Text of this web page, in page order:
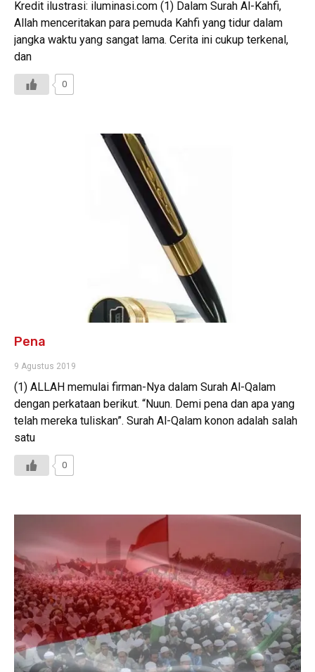
Kredit ilustrasi: iluminasi.com (1) Dalam Surah Al-Kahfi,
Allah menceritakan para pemuda Kahfi yang tidur dalam
jangka waktu yang sangat lama. Cerita ini cukup terkenal,
dan
0
Pena
9 Agustus 2019
(1) ALLAH memulai firman-Nya dalam Surah Al-Qalam
dengan perkataan berikut. “Nuun. Demi pena dan apa yang
telah mereka tuliskan”. Surah Al-Qalam konon adalah salah
satu
0